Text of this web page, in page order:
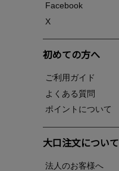
Facebook
X
初めての方へ
ご利用ガイド
よくある質問
ポイントについて
大口注文について
法人のお客様へ